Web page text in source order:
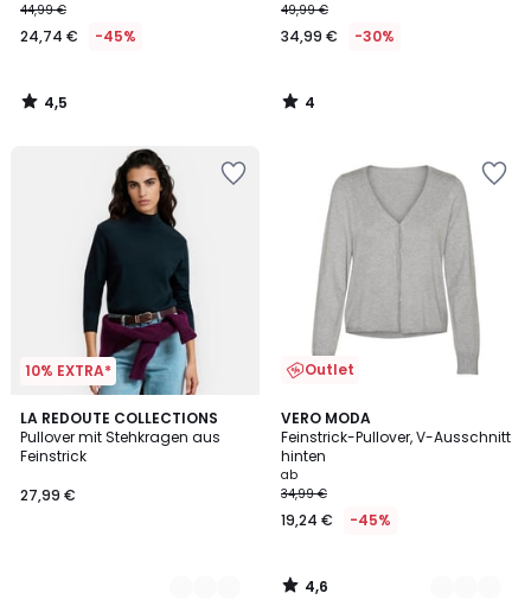
44,99 €
24,74 € -45%
4,5
/
49,99 €
34,99 € -30%
4
/
10% EXTRA*
LA REDOUTE COLLECTIONS
Pullover mit Stehkragen aus
Feinstrick
27,99 €
4
Farben
Outlet
VERO MODA
Feinstrick-Pullover, V-Ausschnitt
hinten
ab
34,99 €
19,24 € -45%
4,6
/ 5
2
Farben
4,6
/